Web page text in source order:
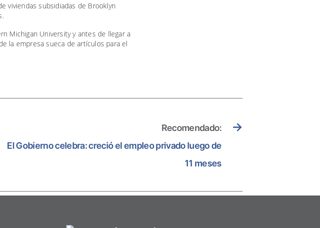
viviendas subsidiadas de Brooklyn
Michigan University y antes de llegar a
la empresa sueca de artículos para el
→
Recomendado:
El Gobierno celebra: creció el empleo privado luego de
11 meses